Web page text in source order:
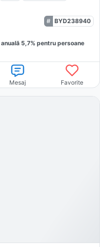
BYD238940
anuală 5,7% pentru persoane
Mesaj Favorite